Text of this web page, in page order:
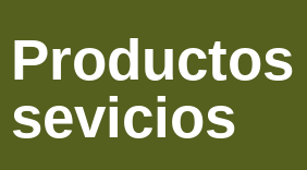
Productos
sevicios